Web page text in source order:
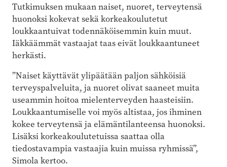
Tutkimuksen mukaan naiset, nuoret, terveytensä
huonoksi kokevat sekä korkeakoulutetut
loukkaantuivat todennäköisemmin kuin muut.
Iäkkäämmät vastaajat taas eivät loukkaantuneet
herkästi.
”Naiset käyttävät ylipäätään paljon sähköisiä
terveyspalveluita, ja nuoret olivat saaneet muita
useammin hoitoa mielenterveyden haasteisiin.
Loukkaantumiselle voi myös altistaa, jos ihminen
kokee terveytensä ja elämäntilanteensa huonoksi.
Lisäksi korkeakoulutetuissa saattaa olla
tiedostavampia vastaajia kuin muissa ryhmissä”,
Simola kertoo.